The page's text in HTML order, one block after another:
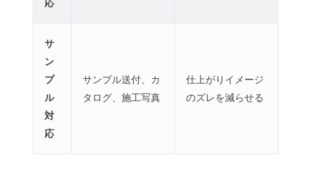
サ
ン
プ
ル
対
応
サンプル送付、カ
タログ、施工写真
仕上がりイメージ
のズレを減らせる